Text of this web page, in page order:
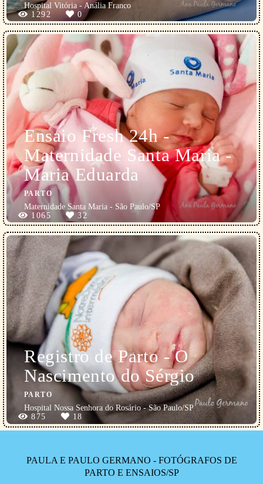
Hospital Vitória - Anália Franco
1292
0
Ensaio Fresh 24h -
Maternidade Santa Maria -
Maria Eduarda
PARTO
Maternidade Santa Maria - São Paulo/SP
1065
32
Registro de Parto - O
Nascimento do Sérgio
PARTO
Hospital Nossa Senhora do Rosário - São Paulo/SP
875
18
PAULA E PAULO GERMANO - FOTÓGRAFOS DE
PARTO E ENSAIOS/SP